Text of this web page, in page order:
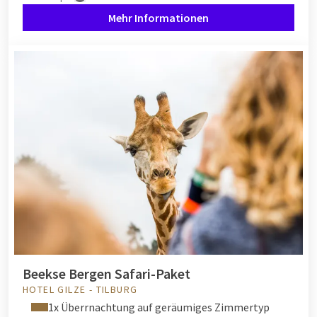
Erleben Sie den Charme des traditionellen Niederlands bei
einem Besuch der ikonischen Zaanse Schans. Spazieren Sie an
den historischen Holzmühlen entlang und bewundern Sie die
stimmungsvollen Häuser aus dem 18. und 19. Jahrhundert.
Unternehmen Sie eine ruhige Bootsfahrt durch das schöne
Giethoorn, auch als Venedig der Niederlande bekannt.
Vergessen Sie auch nicht, die charmanten Fischerdörfer
Volendam und Hoorn zu erkunden. Spazieren Sie durch die
schmalen Straßen und entdecken Sie die reiche Geschichte
dieser Dörfer.
Entdecke die Natur mit dem Fahrrad
oder zu Fuß
Lassen Sie sich von der wunderschönen Natur der Niederlande
bei einer entspannten Rad- oder Wandertour verzaubern.
Entdecken Sie die großen Naturschutzgebiete des
Mehr Informationen
Beekse Bergen Safari-Paket
HOTEL GILZE - TILBURG
1x Überrnachtung auf geräumiges Zimmertyp